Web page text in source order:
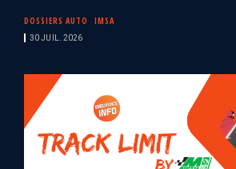
DOSSIERS AUTO IMSA
30 JUIL. 2026